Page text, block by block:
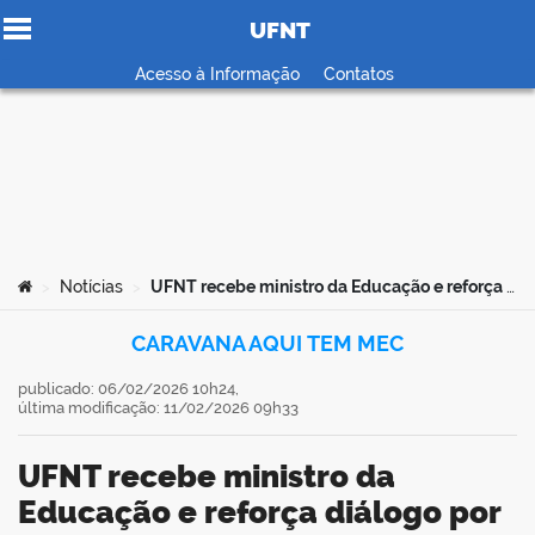
Ir para o conteúdo
UFNT
Acesso à Informação Contatos
Você está aqui:
Notícias UFNT recebe ministro da Educação e reforça diálogo por investimentos e expansão acadêmica
CARAVANA AQUI TEM MEC
UFNT recebe ministro da
Educação e reforça diálogo por
publicado: 06/02/2026 10h24,
última modificação: 11/02/2026 09h33